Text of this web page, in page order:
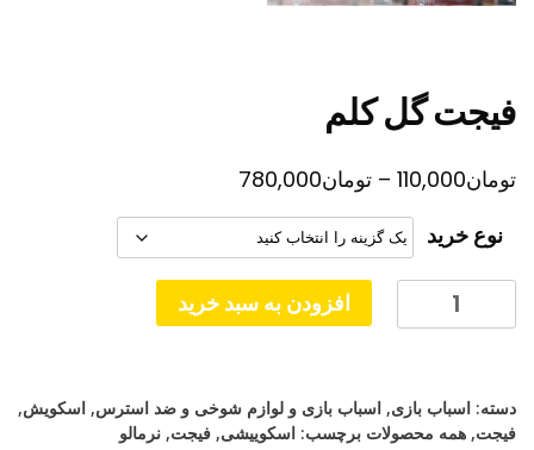
فیجت گل کلم
تومان110,000
– تومان780,000
قیمت:
تومان110,000
تومان780,000
نوع خرید
گل
افزودن به سبد خرید
دسته: اسباب بازی, اسباب بازی و لوازم شوخی و ضد استرس, اسکویش,
فیجت, همه محصولات برچسب: اسکوییشی, فیجت, نرمالو